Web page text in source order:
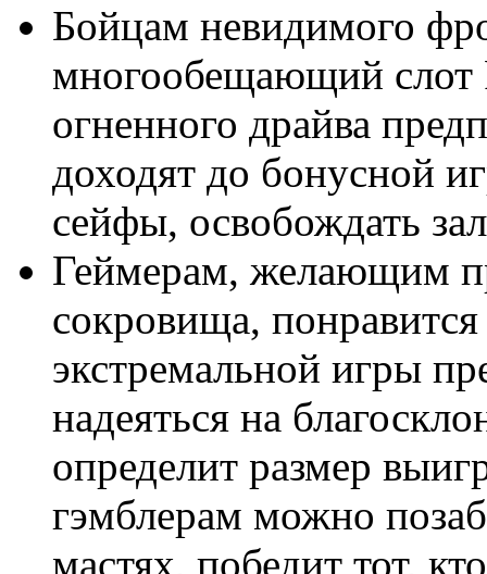
Бойцам невидимого
многообещающий слот
огненного драйва
доходят до бонусной
сейфы, освобождать
Геймерам, желающим
сокровища,
экстремальной игры
надеяться на
определит размер
гэмблерам можно
мастях, победит тот,